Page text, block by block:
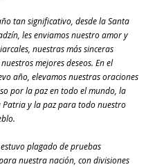
tan significativo, desde la Santa
les enviamos nuestro amor y
nuestras más sinceras
mejores deseos. En el
año, elevamos nuestras oraciones
por la paz en todo el mundo, la
Patria y la paz para todo nuestro
plagado de pruebas
nuestra nación, con divisiones